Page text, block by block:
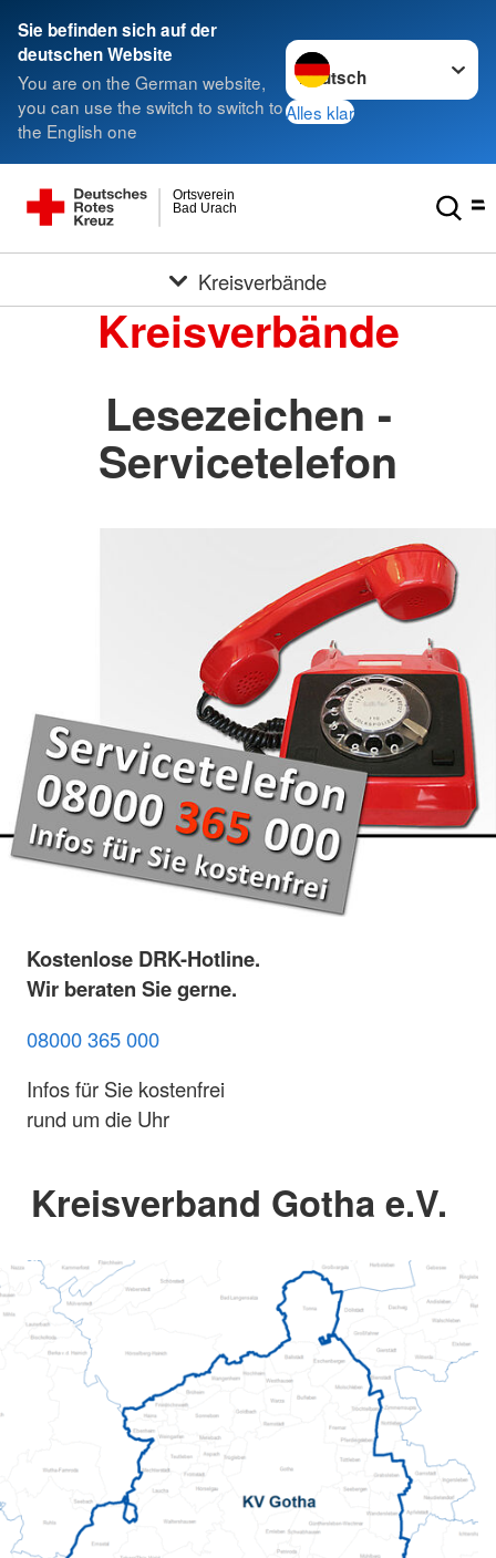
Sie befinden sich auf der
deutschen Website
You are on the German website,
you can use the switch to switch to
the English one
Sprache wechseln zu
Alles klar
Bad Urach
Ortsverein
Kreisverbände
Kreisverbände
Lesezeichen -
Servicetelefon
Kostenlose DRK-Hotline.
Wir beraten Sie gerne.
08000 365 000
Infos für Sie kostenfrei
rund um die Uhr
Kreisverband Gotha e.V.